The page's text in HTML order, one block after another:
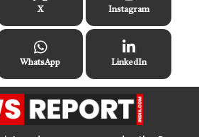
X Instagram
WhatsApp LinkedIn